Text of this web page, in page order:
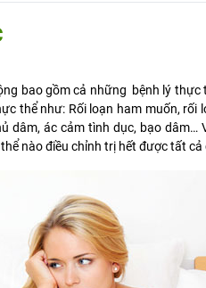
bao gồm cả những bệnh lý thực
thể như: Rối loạn ham muốn,
dâm, ác cảm tình dục, bạo
nào điều chỉnh trị hết được tất